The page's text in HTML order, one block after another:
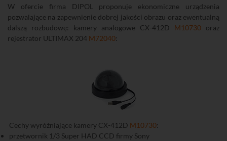
W ofercie firma DIPOL proponuje ekonomiczne urządzenia
pozwalające na zapewnienie dobrej jakości obrazu oraz ewentualną
dalszą rozbudowę: kamery analogowe CX-412D M10730 oraz
rejestrator ULTIMAX 204 M72040:
Cechy wyróżniające kamery CX-412D M10730:
przetwornik 1/3 Super HAD CCD firmy Sony